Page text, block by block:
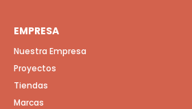
EMPRESA
Nuestra Empresa
Proyectos
Tiendas
Marcas